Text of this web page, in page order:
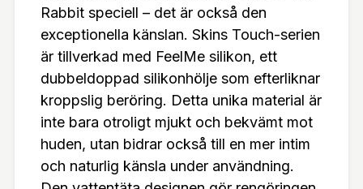
n medveten och lyhörd approach kan du öppna u
pp för en djupare och mer tillfredsställande sexuel
l resa.Oavsett om du är en nybörjare eller en erfar
en entusiast, erbjuder The Rabbit en unik möjlighe
t att utforska dina önskningar och upptäcka nya n
ivåer av njutning. Den är en del av en serie som fo
kuserar på kvalitet, funktion och säkerhet, och är
skapad för att ge dig en exceptionell och minnesv
Rabbit speciell – det är också den
exceptionella känslan. Skins Touch-serien
är tillverkad med FeelMe silikon, ett
dubbeldoppad silikonhölje som efterliknar
kroppslig beröring. Detta unika material är
inte bara otroligt mjukt och bekvämt mot
huden, utan bidrar också till en mer intim
och naturlig känsla under användning.